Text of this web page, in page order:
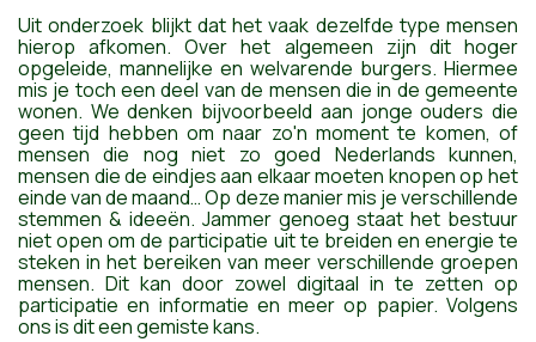
Uit onderzoek blijkt dat het vaak dezelfde type mensen
hierop afkomen. Over het algemeen zijn dit hoger
opgeleide, mannelijke en welvarende burgers. Hiermee
mis je toch een deel van de mensen die in de gemeente
wonen. We denken bijvoorbeeld aan jonge ouders die
geen tijd hebben om naar zo'n moment te komen, of
mensen die nog niet zo goed Nederlands kunnen,
mensen die de eindjes aan elkaar moeten knopen op het
einde van de maand… Op deze manier mis je verschillende
stemmen & ideeën. Jammer genoeg staat het bestuur
niet open om de participatie uit te breiden en energie te
steken in het bereiken van meer verschillende groepen
mensen. Dit kan door zowel digitaal in te zetten op
participatie en informatie en meer op papier. Volgens
ons is dit een gemiste kans.